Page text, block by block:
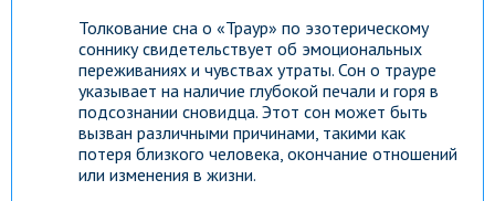
Толкование сна о «Траур» по эзотерическому
соннику свидетельствует об эмоциональных
переживаниях и чувствах утраты. Сон о трауре
указывает на наличие глубокой печали и горя в
подсознании сновидца. Этот сон может быть
вызван различными причинами, такими как
потеря близкого человека, окончание отношений
или изменения в жизни.